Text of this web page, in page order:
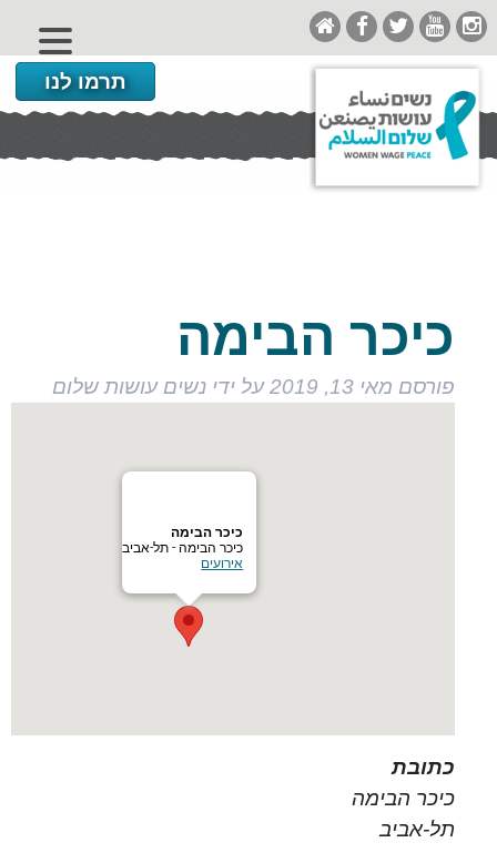
תרמו לנו
כיכר הבימה
פורסם מאי 13, 2019 על ידי נשים עושות שלום
כיכר הבימה
כיכר הבימה - תל-אביב
אירועים
כתובת
כיכר הבימה
תל-אביב